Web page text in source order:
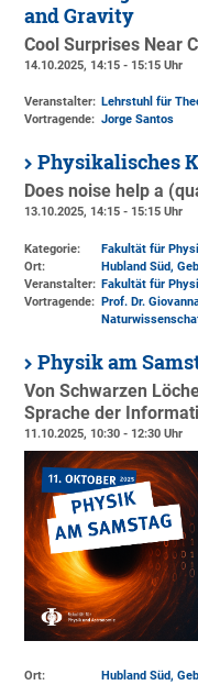
and Gravity
Cool Surprises Near
14.10.2025, 14:15 - 15:15 Uhr
Veranstalter: Lehrstuhl für
Vortragende: Jorge Santos
Physikalisches
Does noise help a
13.10.2025, 14:15 - 15:15 Uhr
Kategorie:
Fakultät für
Ort:
Hubland Süd,
Veranstalter: Fakultät für
Vortragende: Prof. Dr.
Physik am
Von Schwarzen
Sprache der
11.10.2025, 10:30 - 12:30 Uhr
Ort: Hubland Süd,